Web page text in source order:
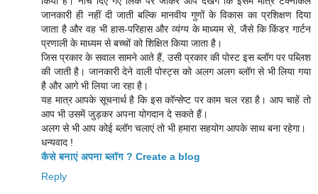
जानकारी ही नहीं दी जाती बल्कि मानवीय गुणों के विकास का प्रशिक्षण दिया
जाता है और वह भी हास-परिहास और व्यंग्य के माध्यम से, जैसे कि किंडर गार्टन
प्रणाली के माध्यम से बच्चों को शिक्षित किया जाता है।
जिस प्रकार के सवाल सामने आते हैं, उसी प्रकार की पोस्ट इस ब्लॉग पर पब्लिश
की जाती है। जानकारी देने वाली पोस्ट्स को अलग अलग ब्लॉग से भी लिया गया
है और आगे भी लिया जा रहा है।
यह मात्र आपके सूचनार्थ है कि इस कॉन्सेप्ट पर काम चल रहा है। आप चाहें तो
आप भी उसमें जुड़कर अपना योगदान दे सकते हैं।
अलग से भी आप कोई ब्लॉग चलाएं तो भी हमारा सहयोग आपके साथ बना रहेगा।
धन्यवाद !
कैसे बनाएं अपना ब्लॉग ? Create a blog
Reply